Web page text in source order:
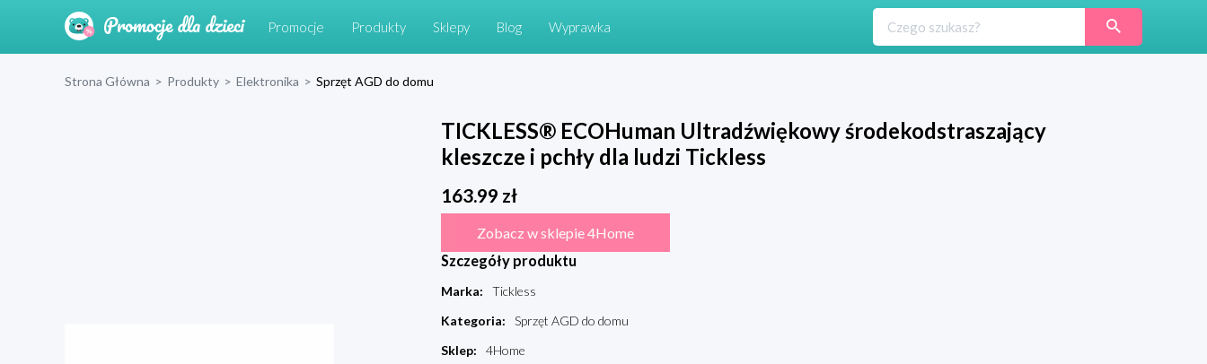
Promocje Produkty Sklepy Blog Wyprawka
Strona Główna > Produkty > Elektronika > Sprzęt AGD do domu
TICKLESS® ECOHuman Ultradźwiękowy środekodstraszający
kleszcze i pchły dla ludzi Tickless
163.99 zł
Zobacz w sklepie 4Home
Szczegóły produktu
Marka:
Tickless
Kategoria:
Sprzęt AGD do domu
Sklep: 4Home